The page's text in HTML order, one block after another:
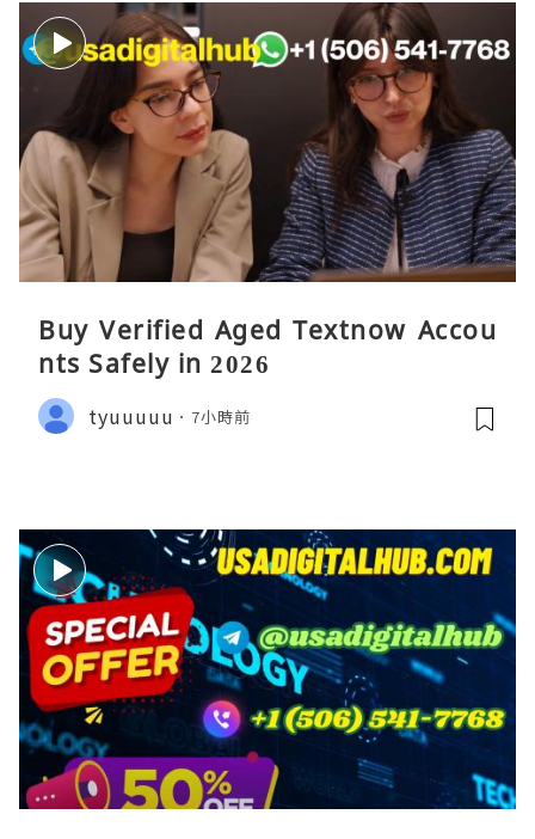
Buy Verified Aged Textnow Accou
nts Safely in 2026
tyuuuuu 7小時前